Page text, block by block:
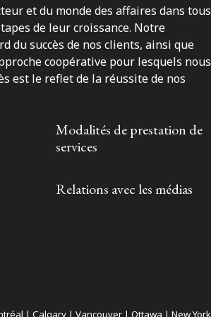
et du monde des affaires dans tous
de leur croissance. Notre
du succès de nos clients, ainsi que
coopérative pour lesquels nous
est le reflet de la réussite de nos
Modalités de prestation de
services
Relations avec les médias
| Calgary | Vancouver | Ottawa | New York